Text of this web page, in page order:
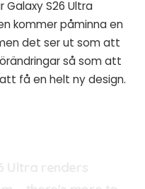
S26 Ultra
kommer påminna en
det ser ut som att
så som att
få en helt ny design.